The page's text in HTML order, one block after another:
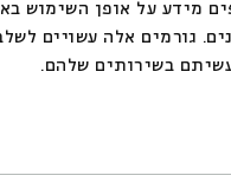
מידע על אופן השימוש
גורמים אלה עשויים
בשירותים שלהם.